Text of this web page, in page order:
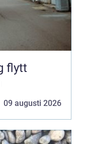
09 augusti 2026